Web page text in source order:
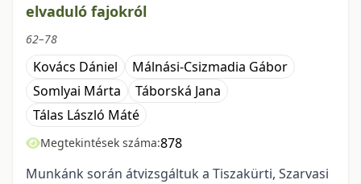
elvaduló fajokról
62–78
Kovács Dániel
Málnási-Csizmadia Gábor
Somlyai Márta
Táborská Jana
Tálas László Máté
Megtekintések száma:878
Munkánk során átvizsgáltuk a Tiszakürti, Szarvasi